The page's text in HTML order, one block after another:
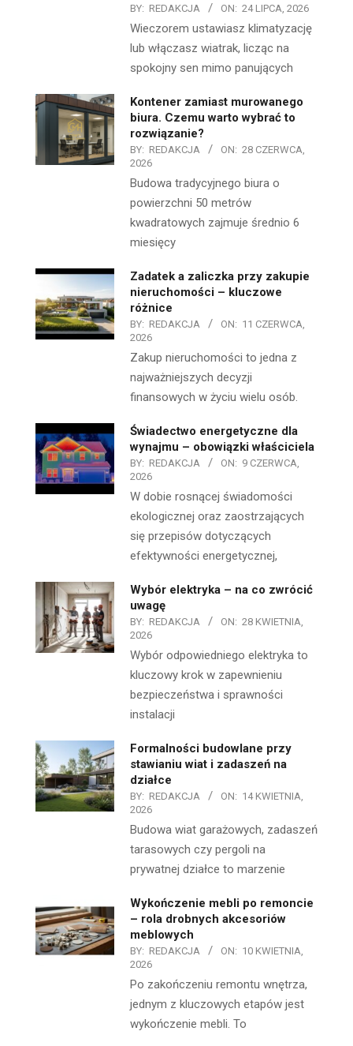
BY: REDAKCJA ON: 24 LIPCA, 2026
Wieczorem ustawiasz klimatyzację
lub włączasz wiatrak, licząc na
spokojny sen mimo panujących
Kontener zamiast murowanego
biura. Czemu warto wybrać to
rozwiązanie?
BY: REDAKCJA ON: 28 CZERWCA,
2026
Budowa tradycyjnego biura o
powierzchni 50 metrów
kwadratowych zajmuje średnio 6
miesięcy
Zadatek a zaliczka przy zakupie
nieruchomości – kluczowe
różnice
BY: REDAKCJA ON: 11 CZERWCA,
2026
Zakup nieruchomości to jedna z
najważniejszych decyzji
finansowych w życiu wielu osób.
Świadectwo energetyczne dla
wynajmu – obowiązki właściciela
BY: REDAKCJA ON: 9 CZERWCA,
2026
W dobie rosnącej świadomości
ekologicznej oraz zaostrzających
się przepisów dotyczących
efektywności energetycznej,
Wybór elektryka – na co zwrócić
uwagę
BY: REDAKCJA ON: 28 KWIETNIA,
2026
Wybór odpowiedniego elektryka to
kluczowy krok w zapewnieniu
bezpieczeństwa i sprawności
instalacji
Formalności budowlane przy
stawianiu wiat i zadaszeń na
działce
BY: REDAKCJA ON: 14 KWIETNIA,
2026
Budowa wiat garażowych, zadaszeń
tarasowych czy pergoli na
prywatnej działce to marzenie
Wykończenie mebli po remoncie
– rola drobnych akcesoriów
meblowych
BY: REDAKCJA ON: 10 KWIETNIA,
2026
Po zakończeniu remontu wnętrza,
jednym z kluczowych etapów jest
wykończenie mebli. To